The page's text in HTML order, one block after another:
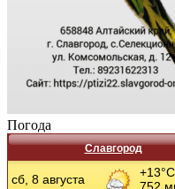
Погода
Славгород